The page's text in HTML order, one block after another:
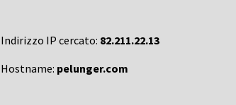
Indirizzo IP cercato: 82.211.22.13
Hostname: pelunger.com